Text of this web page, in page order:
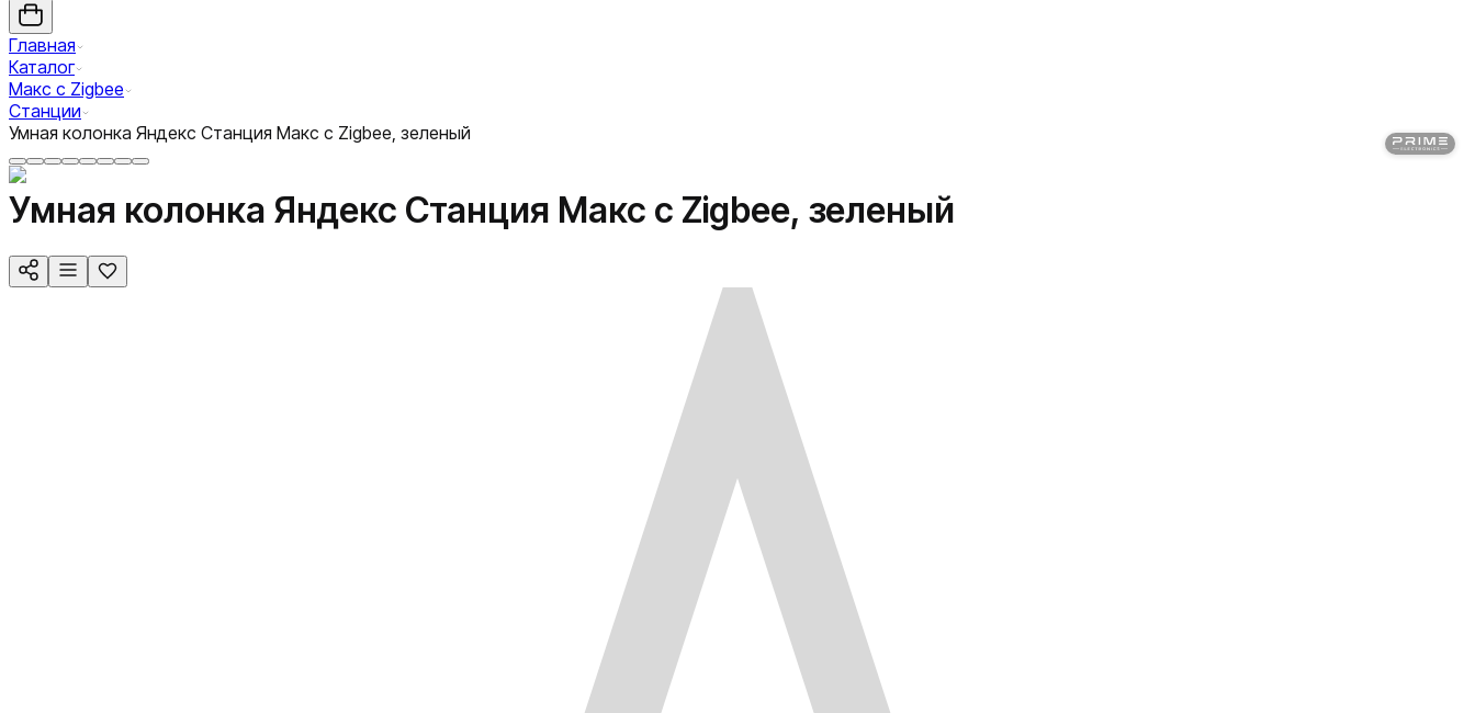
Главная
Каталог
Макс с Zigbee
Станции
Умная колонка Яндекс Станция Макс с Zigbee, зеленый
Умная колонка Яндекс Станция Макс с Zigbee, зеленый